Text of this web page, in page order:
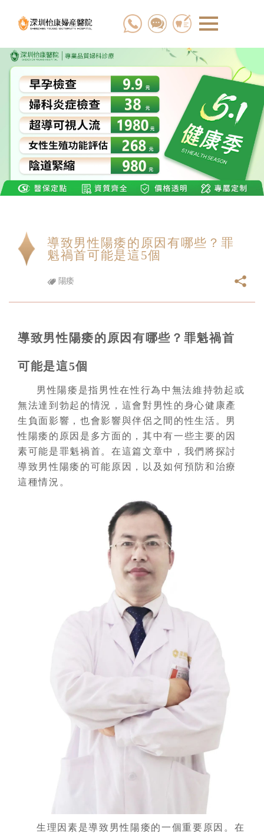
導致男性陽痿的原因有哪些？罪
魁禍首可能是這5個
陽痿
導致男性陽痿的原因有哪些？罪魁禍首
可能是這5個
男性陽痿是指男性在性行為中無法維持勃起或
無法達到勃起的情況，這會對男性的身心健康產
生負面影響，也會影響與伴侶之間的性生活。男
性陽痿的原因是多方面的，其中有一些主要的因
素可能是罪魁禍首。在這篇文章中，我們將探討
導致男性陽痿的可能原因，以及如何預防和治療
這種情況。
生理因素是導致男性陽痿的一個重要原因。在